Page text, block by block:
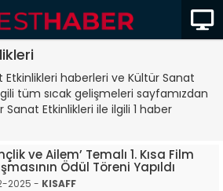
Etkinlikleri haberleri ve Kültür Sanat
tüm sıcak gelişmeleri sayfamızdan
Etkinlikleri ile ilgili 1 haber
ve Ailem’ Temalı 1. Kısa Film
Ödül Töreni Yapıldı
2025 - KISAFF